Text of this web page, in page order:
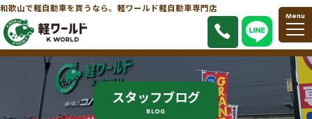
和歌山で軽自動車を買うなら。軽ワールド軽自動車専門店
Menu
スタッフブログ
BLOG